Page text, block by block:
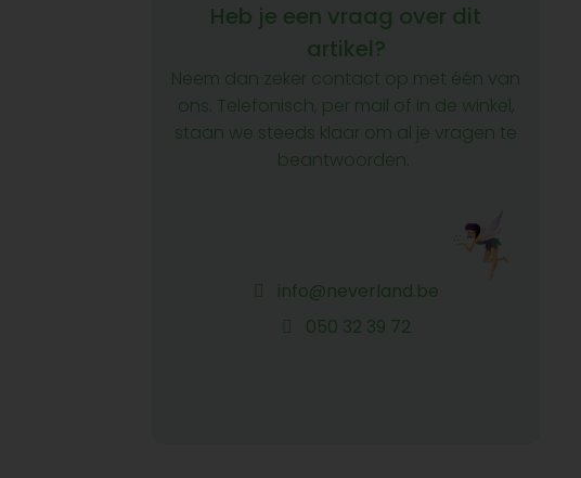
Heb je een vraag over dit
artikel?
Neem dan zeker contact op met één van
ons. Telefonisch, per mail of in de winkel,
staan we steeds klaar om al je vragen te
beantwoorden.
info@neverland.be
050 32 39 72